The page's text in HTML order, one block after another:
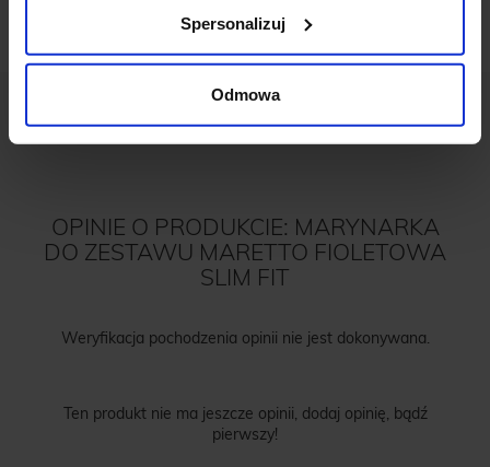
Spersonalizuj
Odmowa
OPINIE O PRODUKCIE: MARYNARKA
DO ZESTAWU MARETTO FIOLETOWA
SLIM FIT
Weryfikacja pochodzenia opinii nie jest dokonywana.
Ten produkt nie ma jeszcze opinii, dodaj opinię, bądź
pierwszy!